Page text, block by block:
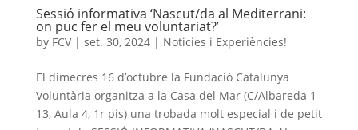
Sessió informativa ‘Nascut/da al Mediterrani:
on puc fer el meu voluntariat?’
by FCV| set. 30, 2024| Noticies i Experiències!
El dimecres 16 d’octubre la Fundació Catalunya
Voluntària organitza a la Casa del Mar (C/Albareda 1-
13, Aula 4, 1r pis) una trobada molt especial i de petit